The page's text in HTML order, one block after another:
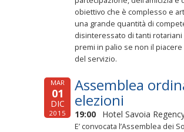
obiettivo che è complesso e
una grande quantità di
disinteressato di tanti
premi in palio se non il
del servizio.
MAR
01
DIC
2015
Assemblea
elezioni
19:00 Hotel Savoia
E’ convocata l’Assemblea dei